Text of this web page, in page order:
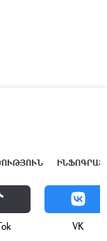
VK